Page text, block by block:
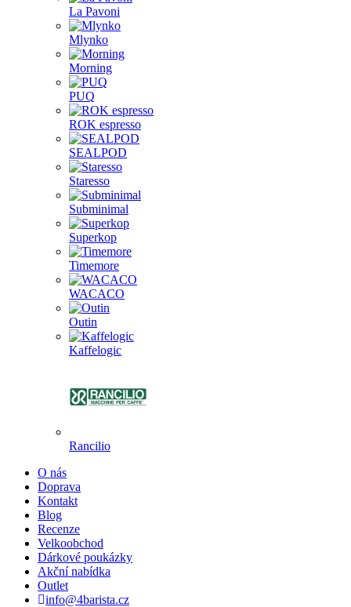
La Pavoni
Mlynko
Morning
PUQ
ROK espresso
SEALPOD
Staresso
Subminimal
Superkop
Timemore
WACACO
Outin
Kaffelogic
Rancilio
O nás
Doprava
Kontakt
Blog
Recenze
Velkoobchod
Dárkové poukázky
Akční nabídka
Outlet
info@4barista.cz